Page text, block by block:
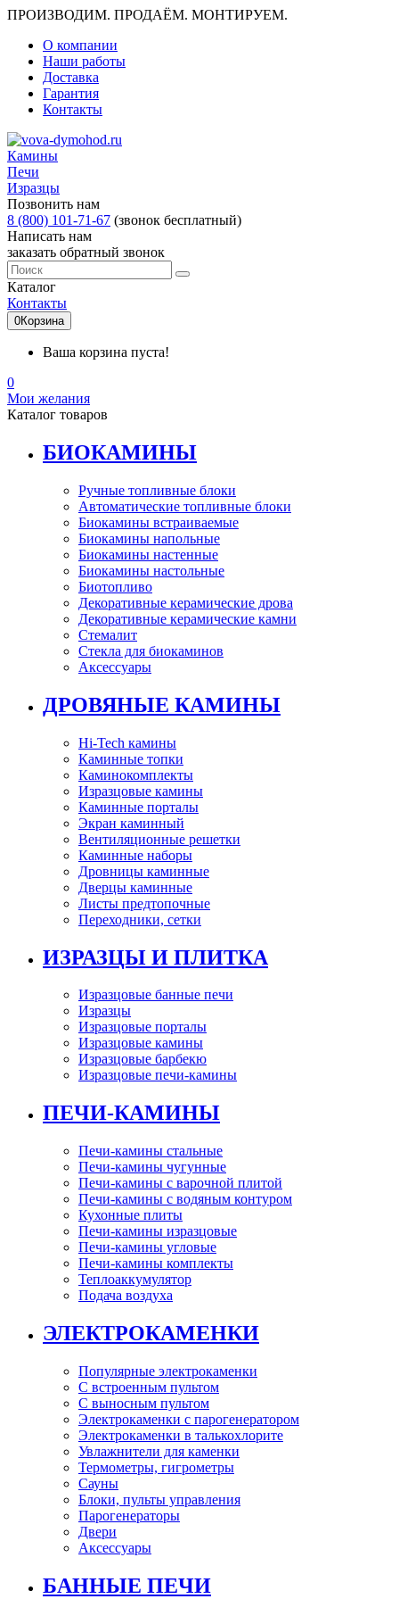
ПРОИЗВОДИМ. ПРОДАЁМ. МОНТИРУЕМ.
О компании
Наши работы
Доставка
Гарантия
Контакты
Камины
Печи
Изразцы
Позвонить нам
8 (800) 101-71-67 (звонок бесплатный)
Написать нам
заказать обратный звонок
Каталог
Контакты
0Корзина
Ваша корзина пуста!
0
Мои желания
Каталог товаров
БИОКАМИНЫ
Ручные топливные блоки
Автоматические топливные блоки
Биокамины встраиваемые
Биокамины напольные
Биокамины настенные
Биокамины настольные
Биотопливо
Декоративные керамические дрова
Декоративные керамические камни
Стемалит
Стекла для биокаминов
Аксессуары
ДРОВЯНЫЕ КАМИНЫ
Hi-Tech камины
Каминные топки
Каминокомплекты
Изразцовые камины
Каминные порталы
Экран каминный
Вентиляционные решетки
Каминные наборы
Дровницы каминные
Дверцы каминные
Листы предтопочные
Переходники, сетки
ИЗРАЗЦЫ И ПЛИТКА
Изразцовые банные печи
Изразцы
Изразцовые порталы
Изразцовые камины
Изразцовые барбекю
Изразцовые печи-камины
ПЕЧИ-КАМИНЫ
Печи-камины стальные
Печи-камины чугунные
Печи-камины с варочной плитой
Печи-камины с водяным контуром
Кухонные плиты
Печи-камины изразцовые
Печи-камины угловые
Печи-камины комплекты
Теплоаккумулятор
Подача воздуха
ЭЛЕКТРОКАМЕНКИ
Популярные электрокаменки
С встроенным пультом
С выносным пультом
Электрокаменки с парогенератором
Электрокаменки в талькохлорите
Увлажнители для каменки
Термометры, гигрометры
Сауны
Блоки, пульты управления
Парогенераторы
Двери
Аксессуары
БАННЫЕ ПЕЧИ